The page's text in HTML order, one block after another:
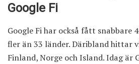
Google Fi
Google Fi har också fått snabbare
fler än 33 länder. Däribland hittar
Finland, Norge och Island. Idag är